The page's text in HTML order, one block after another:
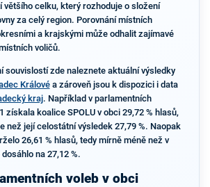
většího celku, který rozhoduje o složení
za celý region. Porovnání místních
a krajskými může odhalit zajímavé
voličů.
souvislostí zde naleznete aktuální výsledky
Královéa zároveň jsou k dispozici i data
kraj. Například v parlamentních
získala koalice SPOLU v obci 29,72 % hlasů,
než její celostátní výsledek 27,79 %. Naopak
26,61 % hlasů, tedy mírně méně než v
na 27,12 %.
voleb v obci